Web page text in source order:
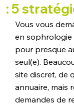
: 5
Vous vous
en sophrologie
pour presque
seul(e).
site discret, de
annuaire, mais
demandes de